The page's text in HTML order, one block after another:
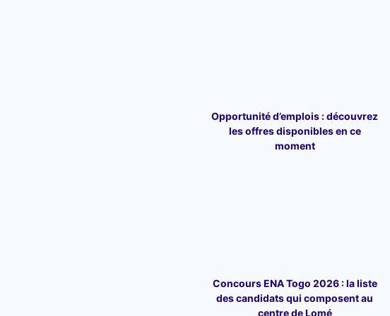
Opportunité d’emplois : découvrez
les offres disponibles en ce
moment
Concours ENA Togo 2026 : la liste
des candidats qui composent au
centre de Lomé